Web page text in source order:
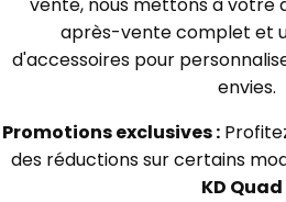
après-vente complet et
d'accessoires pour
envies.
Promotions exclusives :
des réductions sur certains
KD Quad